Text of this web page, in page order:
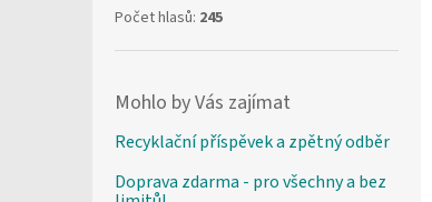
Počet hlasů: 245
Mohlo by Vás zajímat
Recyklační příspěvek a zpětný odběr
Doprava zdarma - pro všechny a bez